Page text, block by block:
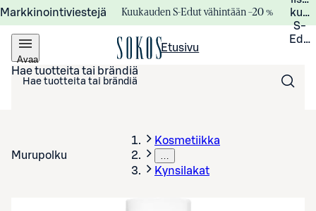
Markkinointiviestejä Kuukauden S-Edut vähintään –20 %
S-
Avaa
valikko
Etusivu
Hae tuotteita tai brändiä
Murupolku
Kosmetiikka
…
Kynsilakat